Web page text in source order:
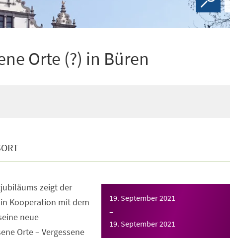
Orte (?) in Büren
19. September 2021
–
19. September 2021
zeigt der
Kooperation mit dem
neue
Orte – Vergessene